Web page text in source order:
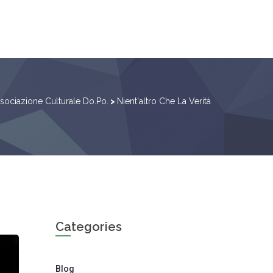
Culturale Do.Po. > Nient'altro Che La Verità
Categories
Blog